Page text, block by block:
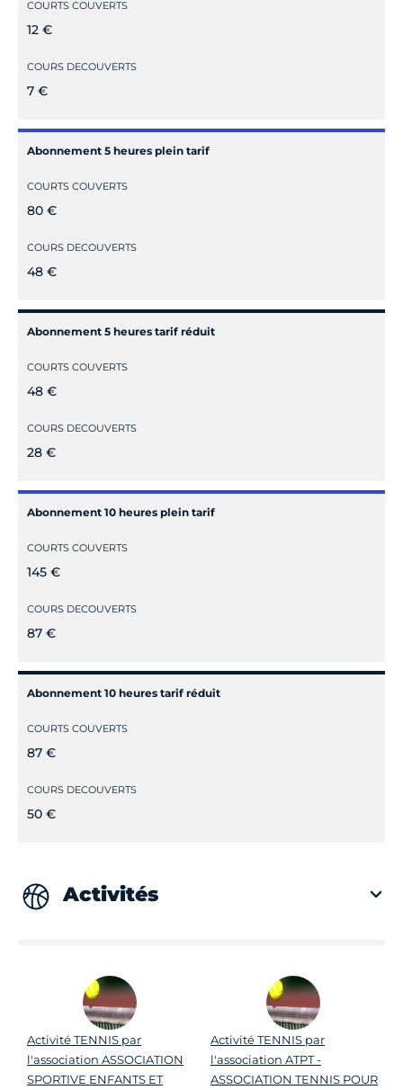
COURTS COUVERTS
12 €
COURS DECOUVERTS
7 €
Abonnement 5 heures plein tarif
COURTS COUVERTS
80 €
COURS DECOUVERTS
48 €
Abonnement 5 heures tarif réduit
COURTS COUVERTS
48 €
COURS DECOUVERTS
28 €
Abonnement 10 heures plein tarif
COURTS COUVERTS
145 €
COURS DECOUVERTS
87 €
Abonnement 10 heures tarif réduit
COURTS COUVERTS
87 €
COURS DECOUVERTS
50 €
Activités
Activité TENNIS par
l'association ASSOCIATION
SPORTIVE ENFANTS ET
Activité TENNIS par
l'association ATPT -
ASSOCIATION TENNIS POUR